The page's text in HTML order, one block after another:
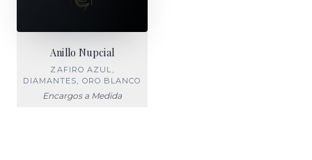
Anillo Nupcial
ZAFIRO AZUL,
DIAMANTES, ORO BLANCO
Encargos a Medida